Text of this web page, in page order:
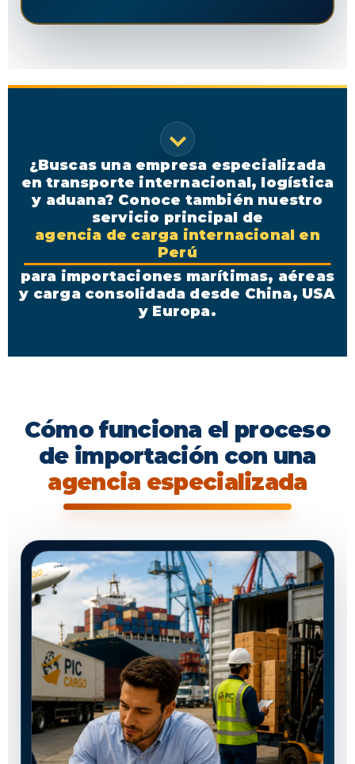
¿Buscas una empresa especializada
en transporte internacional, logística
y aduana? Conoce también nuestro
servicio principal de
agencia de carga internacional en
Perú
para importaciones marítimas, aéreas
y carga consolidada desde China, USA
y Europa.
Cómo funciona el proceso
de importación con una
agencia especializada